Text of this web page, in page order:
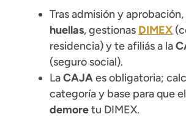
Tras admisión y aprobación,
huellas, gestionas DIMEX
residencia) y te afiliás a la
(seguro social).
LaCAJAes obligatoria;
categoría y base para que
demoretu DIMEX.